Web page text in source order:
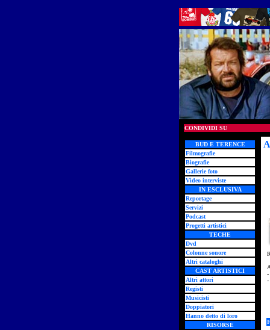
CONDIVIDI SU
BUD E TERENCE
Filmografie
Biografie
Gallerie foto
Video interviste
IN ESCLUSIVA
Reportage
Servizi
Podcast
Progetti artistici
TECHE
Dvd
Colonne sonore
Altri cataloghi
CAST ARTISTICI
Altri attori
Registi
Musicisti
Doppiatori
Hanno detto di loro
RISORSE
-
-